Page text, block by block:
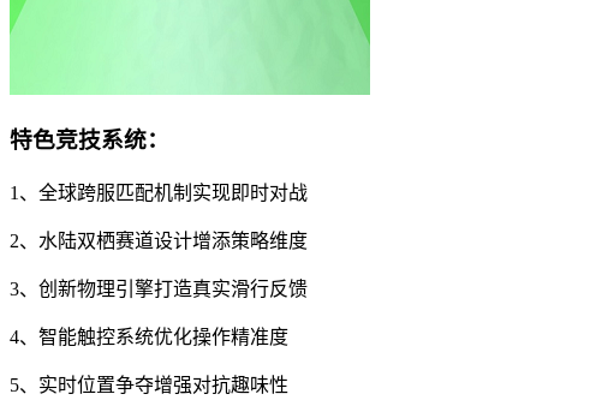
特色竞技系统：
1、全球跨服匹配机制实现即时对战
2、水陆双栖赛道设计增添策略维度
3、创新物理引擎打造真实滑行反馈
4、智能触控系统优化操作精准度
5、实时位置争夺增强对抗趣味性